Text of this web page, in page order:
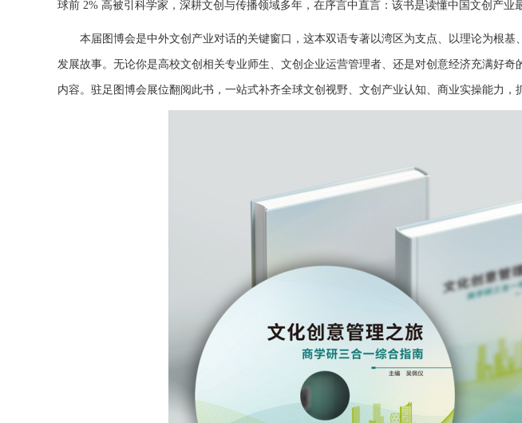
球前 2% 高被引科学家，深耕文创与传播领域多年，在序言中直言：该书是读懂中国文创产业
本届图博会是中外文创产业对话的关键窗口，这本双语专著以湾区为支点、以理论为根基
发展故事。无论你是高校文创相关专业师生、文创企业运营管理者、还是对创意经济充满好奇
内容。驻足图博会展位翻阅此书，一站式补齐全球文创视野、文创产业认知、商业实操能力，